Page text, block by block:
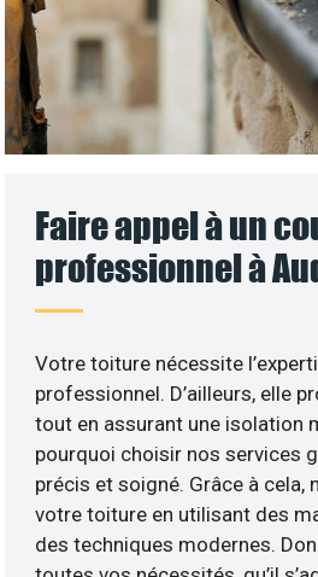
Faire appel à un
professionnel à
Votre toiture nécessite
professionnel. D’ailleurs, elle
tout en assurant une isolation
pourquoi choisir nos services
précis et soigné. Grâce à cela,
votre toiture en utilisant des
des techniques modernes.